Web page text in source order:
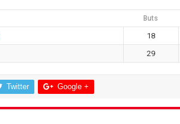
Buts
18
29
Twitter Google +